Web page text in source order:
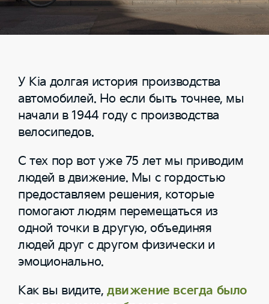
У Kia долгая история производства
автомобилей. Но если быть точнее, мы
начали в 1944 году с производства
велосипедов.
С тех пор вот уже 75 лет мы приводим
людей в движение. Мы с гордостью
предоставляем решения, которые
помогают людям перемещаться из
одной точки в другую, объединяя
людей друг с другом физически и
эмоционально.
Как вы видите, движение всегда было